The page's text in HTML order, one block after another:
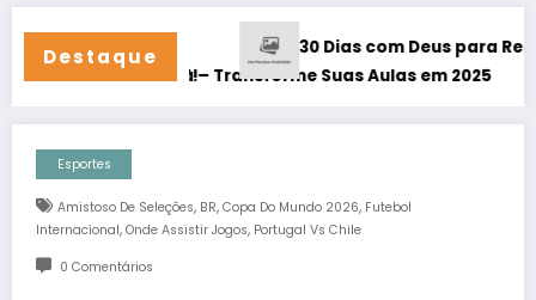
Destaque
24/7!
Física – Transforme Suas Aulas em 2025
30 Dias com Deus para Restaurar Seu
Esportes
Amistoso De Seleções, BR, Copa Do Mundo 2026, Futebol
Internacional, Onde Assistir Jogos, Portugal Vs Chile
0 Comentários